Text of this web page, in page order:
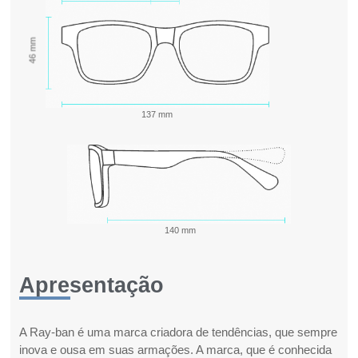
46 mm
137 mm
140 mm
Apresentação
A Ray-ban é uma marca criadora de tendências, que sempre
inova e ousa em suas armações. A marca, que é conhecida